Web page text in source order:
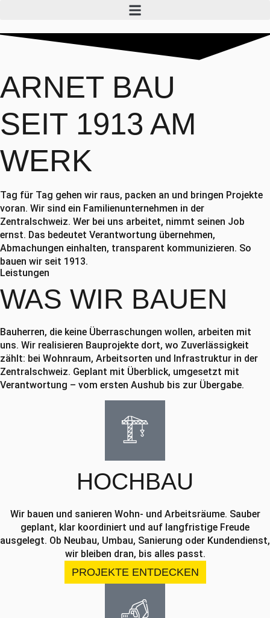
ARNET BAU
SEIT 1913 AM
WERK
Tag für Tag gehen wir raus, packen an und bringen Projekte
voran. Wir sind ein Familienunternehmen in der
Zentralschweiz. Wer bei uns arbeitet, nimmt seinen Job
ernst. Das bedeutet Verantwortung übernehmen,
Abmachungen einhalten, transparent kommunizieren. So
bauen wir seit 1913.
Leistungen
WAS WIR BAUEN
Bauherren, die keine Überraschungen wollen, arbeiten mit
uns. Wir realisieren Bauprojekte dort, wo Zuverlässigkeit
zählt: bei Wohnraum, Arbeitsorten und Infrastruktur in der
Zentralschweiz. Geplant mit Überblick, umgesetzt mit
Verantwortung – vom ersten Aushub bis zur Übergabe.
HOCHBAU
Wir bauen und sanieren Wohn- und Arbeitsräume. Sauber
geplant, klar koordiniert und auf langfristige Freude
ausgelegt. Ob Neubau, Umbau, Sanierung oder Kundendienst,
wir bleiben dran, bis alles passt.
PROJEKTE ENTDECKEN